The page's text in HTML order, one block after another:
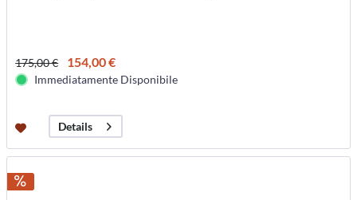
175,00 € 154,00 €
Immediatamente Disponibile
Details